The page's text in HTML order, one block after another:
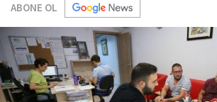
ABONE OL